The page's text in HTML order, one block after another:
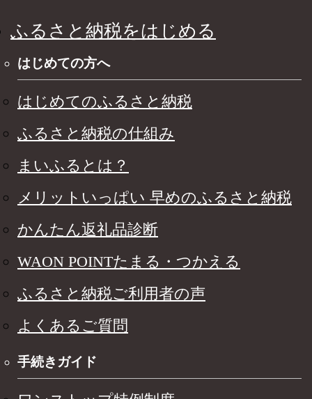
ふるさと納税をはじめる
はじめての方へ
はじめてのふるさと納税
ふるさと納税の仕組み
まいふるとは？
メリットいっぱい 早めのふるさと納税
かんたん返礼品診断
WAON POINTたまる・つかえる
ふるさと納税ご利用者の声
よくあるご質問
手続きガイド